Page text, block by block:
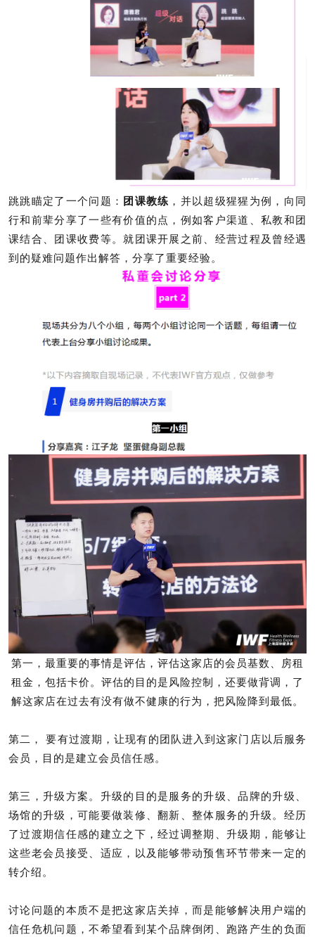
跳跳瞄定了一个问题： 团课教练 ，并以超级猩猩为例，向同
行和前辈分享了一些有价值的点，例如客户渠道、私教和团
课结合、团课收费等。就团课开展之前、经营过程及曾经遇
到的疑难问题作出解答，分享了重要经验。
第一，最重要的事情是评估，评估这家店的会员基数、房租
租金，包括卡价。评估的目的是风险控制，还要做背调，了
解这家店在过去有没有做不健康的行为，把风险降到最低。
第二， 要有过渡期，让现有的团队进入到这家门店以后服务
会员，目的是建立会员信任感。
第三，升级方案。升级的目的是服务的升级、品牌的升级、
场馆的升级，可能要做装修、翻新、整体服务的升级。经历
了过渡期信任感的建立之下，经过调整期、升级期，能够让
这些老会员接受、适应，以及能够带动预售环节带来一定的
转介绍。
讨论问题的本质不是把这家店关掉，而是能够解决用户端的
信任危机问题，不希望看到某个品牌倒闭、跑路产生的负面